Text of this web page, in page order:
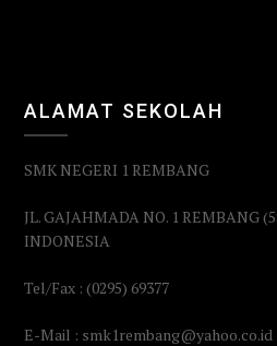
ALAMAT SEKOLAH
SMK NEGERI 1 REMBANG
JL. GAJAHMADA NO. 1 REMBANG
INDONESIA
Tel/Fax : (0295) 69377
E-Mail : smk1rembang@yahoo.co.id